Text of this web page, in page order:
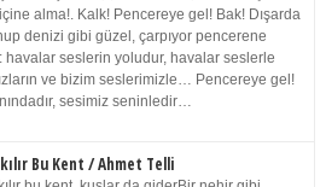
alma!. Kalk! Pencereye gel! Bak! Dışarda
denizi gibi güzel, çarpıyor pencerene
havalar seslerin yoludur, havalar seslerle
ve bizim seslerimizle… Pencereye gel!
sesimiz seninledir…
Bu Kent / Ahmet Telli